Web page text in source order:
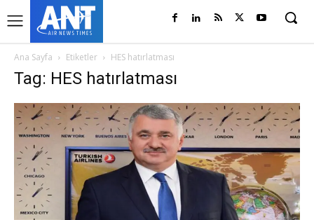
Ana Sayfa Etiketler HES hatırlatması
Tag: HES hatırlatması